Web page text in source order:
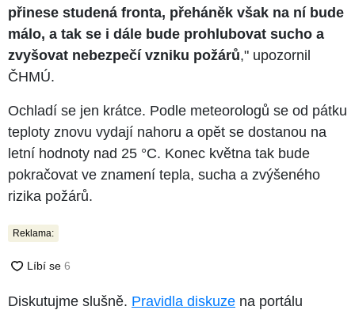
přinese studená fronta, přeháněk však na ní bude
málo, a tak se i dále bude prohlubovat sucho a
zvyšovat nebezpečí vzniku požárů," upozornil
ČHMÚ.
Ochladí se jen krátce. Podle meteorologů se od pátku
teploty znovu vydají nahoru a opět se dostanou na
letní hodnoty nad 25 °C. Konec května tak bude
pokračovat ve znamení tepla, sucha a zvýšeného
rizika požárů.
Reklama:
Diskutujme slušně. Pravidla diskuze na portálu